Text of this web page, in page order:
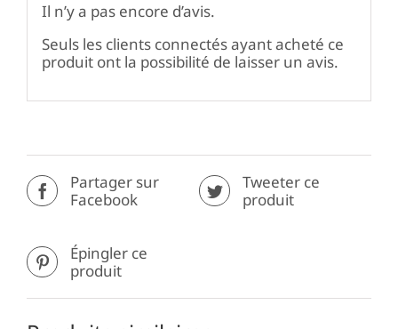
Il n’y a pas encore d’avis.
Seuls les clients connectés ayant acheté ce
produit ont la possibilité de laisser un avis.
Partager sur
Facebook
Tweeter ce
produit
Épingler ce
produit